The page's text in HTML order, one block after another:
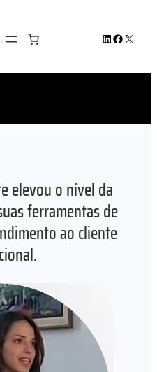
LinkedIn
Facebook
X
elevou o nível da
ferramentas de
ao cliente